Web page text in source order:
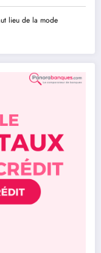
lieu de la mode